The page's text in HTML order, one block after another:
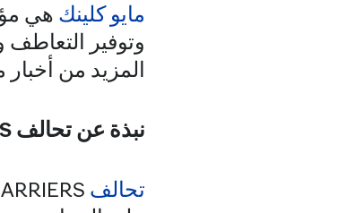
مايو كلينك هي
وتوفير التعاطف
المزيد من أخبار
نبذة عن تحالف
تحالف